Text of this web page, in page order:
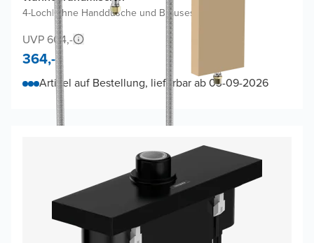
4-Loch|Ohne Handdusche und Brauseschlauch
UVP 604,-
364,-
Artikel auf Bestellung, lieferbar ab 03-09-2026